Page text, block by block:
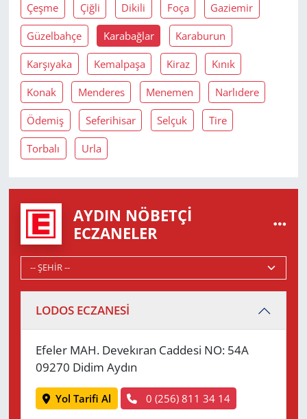
Çeşme Çiğli Dikili Foça Gaziemir
Güzelbahçe Karabağlar Karaburun
Karşıyaka Kemalpaşa Kiraz Kınık
Konak Menderes Menemen Narlıdere
Ödemiş Seferihisar Selçuk Tire
Torbalı Urla
AYDIN NÖBETÇI
ECZANELER
LODOS ECZANESİ
Efeler MAH. Devekıran Caddesi NO: 54A
09270 Didim Aydın
Yol Tarifi Al 0 (256) 811 34 14